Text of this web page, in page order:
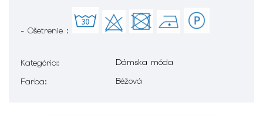
- Ošetrenie :
Kategória:
Dámska móda
Farba: Béžová